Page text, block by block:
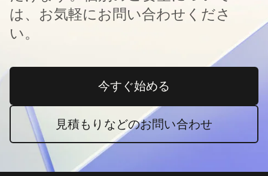
は、お気軽にお問い合わせくださ
い。
今すぐ始める新しいタブで開く
見積もりなどのお問い合わせ